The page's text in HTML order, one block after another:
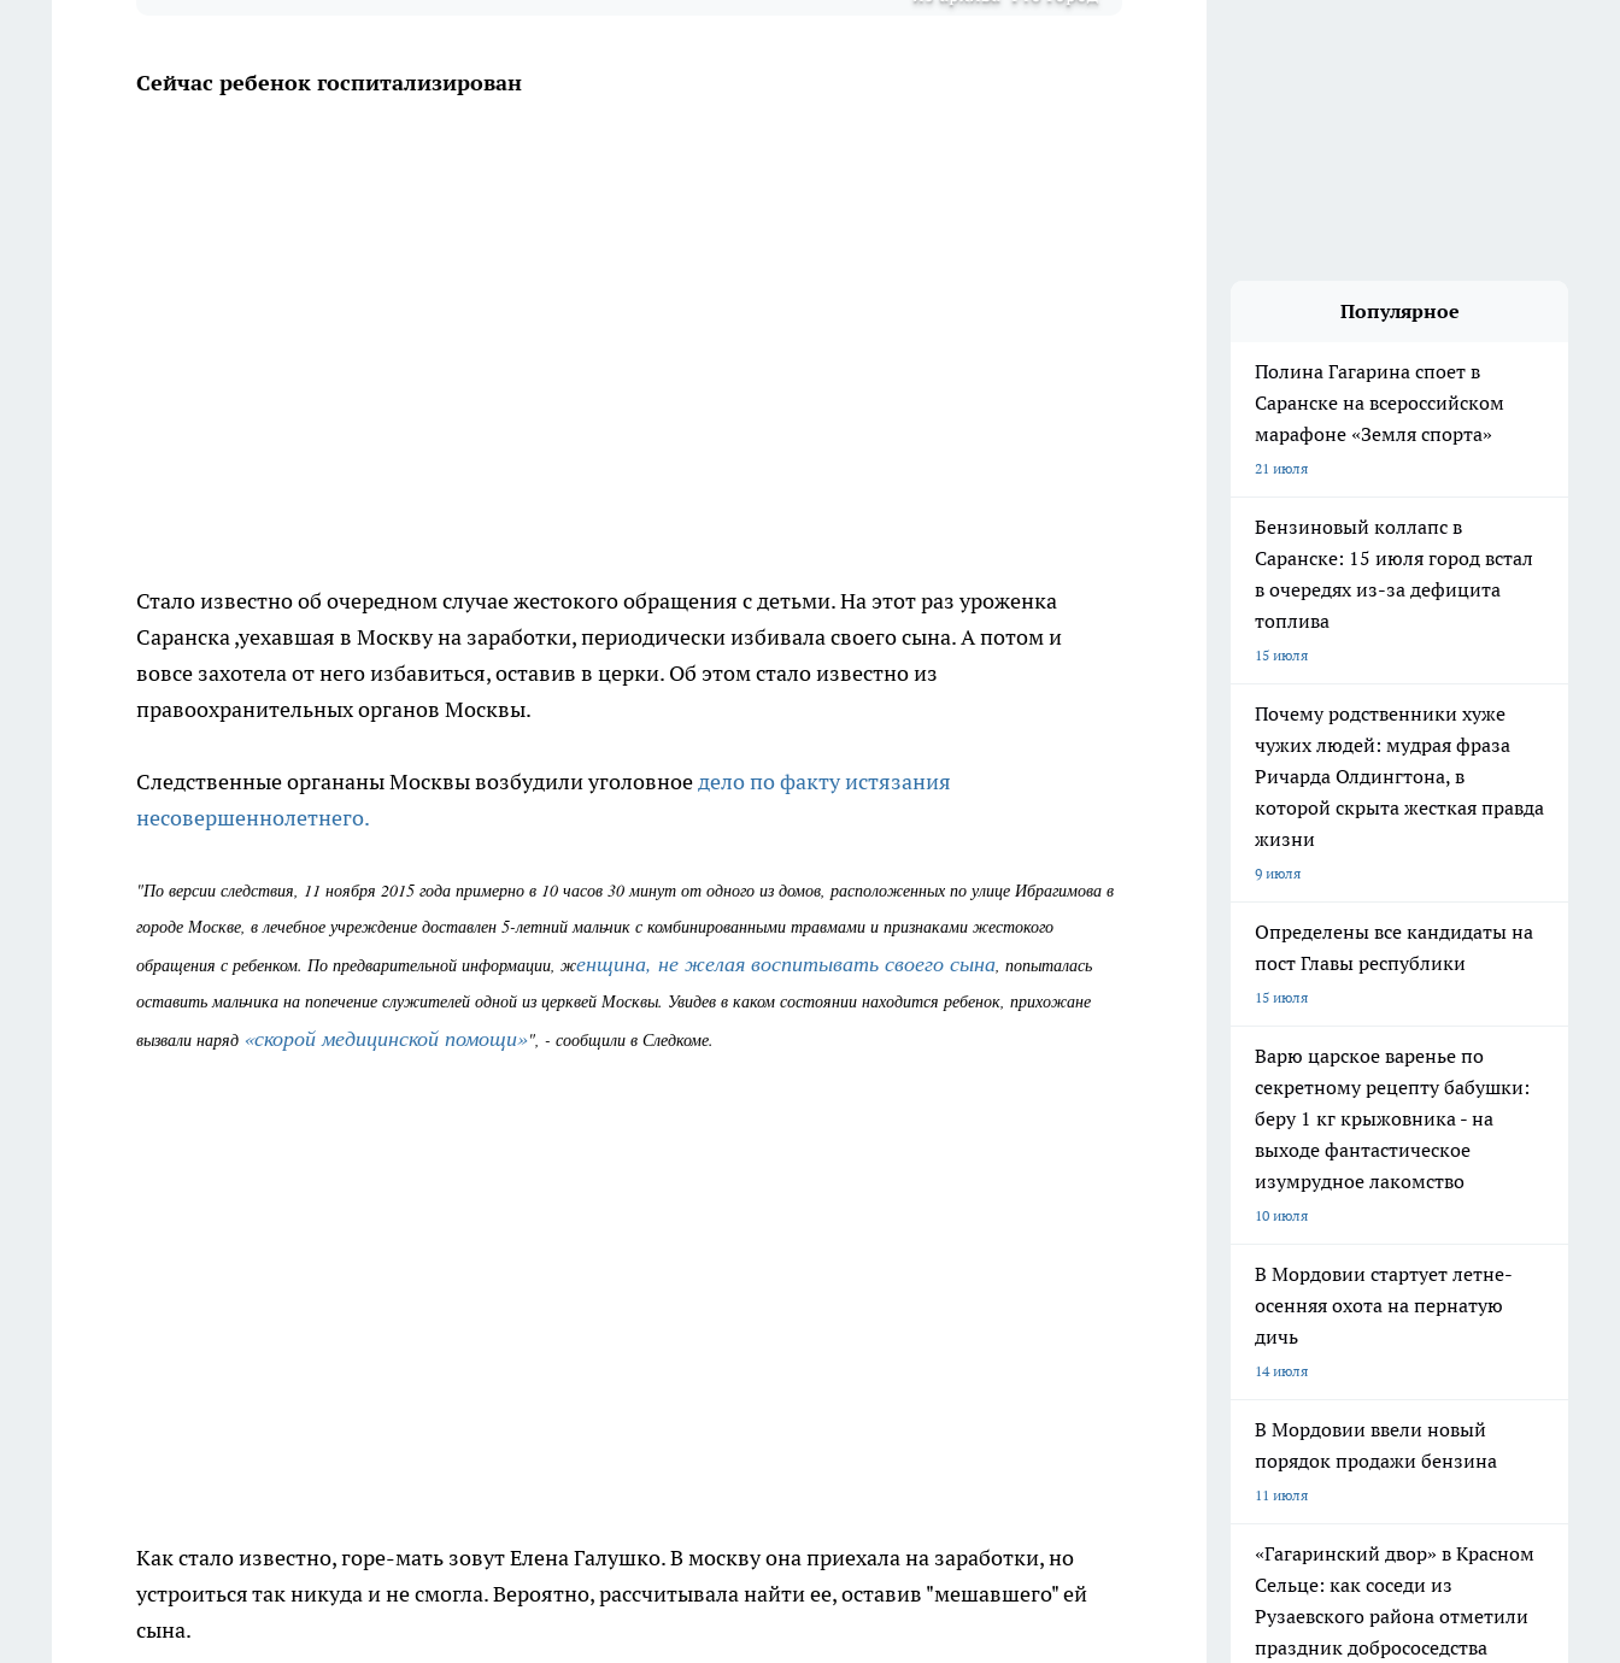
Сейчас ребенок госпитализирован
Стало известно об очередном случае жестокого обращения с детьми. На этот раз уроженка
Саранска ,уехавшая в Москву на заработки, периодически избивала своего сына. А потом и
вовсе захотела от него избавиться, оставив в церки. Об этом стало известно из
правоохранительных органов Москвы.
Следственные органаны Москвы возбудили уголовноедело по факту истязания
несовершеннолетнего.
"По версии следствия, 11 ноября 2015 года примерно в 10 часов 30 минут от одного из домов, расположенных по улице Ибрагимова в
городе Москве, в лечебное учреждение доставлен 5-летний мальчик с комбинированными травмами и признаками жестокого
обращения с ребенком. По предварительной информации, женщина, не желая воспитывать своего сына, попыталась
оставить мальчика на попечение служителей одной из церквей Москвы. Увидев в каком состоянии находится ребенок, прихожане
вызвали наряд «скорой медицинской помощи»", - сообщили в Следкоме.
Как стало известно, горе-мать зовут Елена Галушко. В москву она приехала на заработки, но
устроиться так никуда и не смогла. Вероятно, рассчитывала найти ее, оставив "мешавшего" ей
сына.
Популярное
Полина Гагарина споет в
Саранске на всероссийском
марафоне «Земля спорта»
21 июля
Бензиновый коллапс в
Саранске: 15 июля город встал
в очередях из-за дефицита
топлива
15 июля
Почему родственники хуже
чужих людей: мудрая фраза
Ричарда Олдингтона, в
которой скрыта жесткая правда
жизни
9 июля
Определены все кандидаты на
пост Главы республики
15 июля
Варю царское варенье по
секретному рецепту бабушки:
беру 1 кг крыжовника - на
выходе фантастическое
изумрудное лакомство
10 июля
В Мордовии стартует летне-
осенняя охота на пернатую
дичь
14 июля
В Мордовии ввели новый
порядок продажи бензина
11 июля
«Гагаринский двор» в Красном
Сельце: как соседи из
Рузаевского района отметили
праздник добрососедства